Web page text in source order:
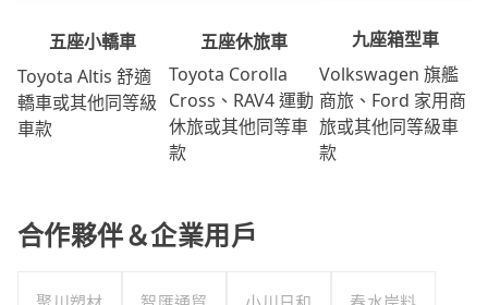
五座小轎車
Toyota Altis 舒適
轎車或其他同等級
車款
五座休旅車
Toyota Corolla
Cross、RAV4 運動
休旅或其他同等車
款
九座箱型車
Volkswagen 旗艦
商旅、Ford 家用商
旅或其他同等級車
款
合作夥伴＆企業用戶